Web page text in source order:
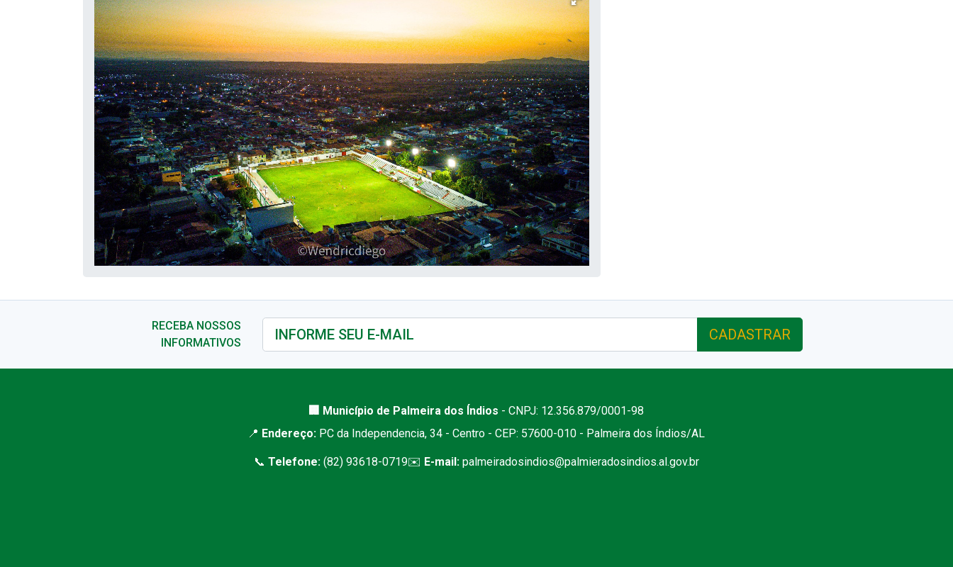
RECEBA NOSSOS
INFORMATIVOS
CADASTRAR
🏢 Município de Palmeira dos Índios - CNPJ: 12.356.879/0001-98
📍 Endereço: PC da Independencia, 34 - Centro - CEP: 57600-010 - Palmeira dos Índios/AL
📞 Telefone:(82) 93618-0719✉️ E-mail: palmeiradosindios@palmieradosindios.al.gov.br